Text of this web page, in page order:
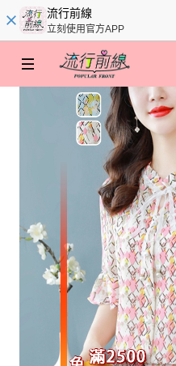
流行前線
立刻使用官方APP